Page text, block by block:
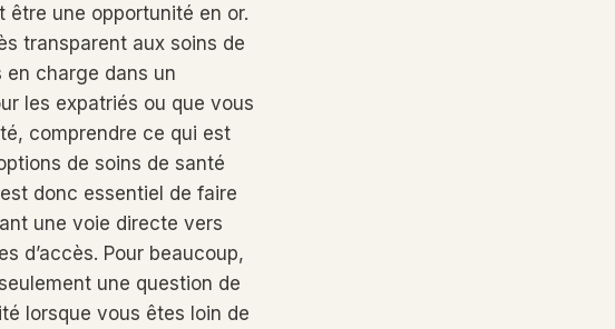
être une opportunité en or.
transparent aux soins de
charge dans un
les expatriés ou que vous
comprendre ce qui est
de soins de santé
donc essentiel de faire
une voie directe vers
d’accès. Pour beaucoup,
une question de
lorsque vous êtes loin de